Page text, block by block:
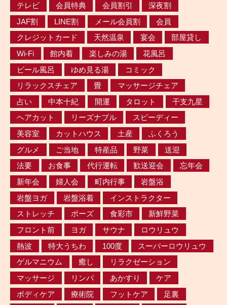
テレビ
会員特典 会員割引
深夜割
JAF割
LINE割 メール会員割
会員
クレジットカード
天然温泉 宴会
部屋貸し
Wi-Fi
館内着 楽しみの湯
花風呂
ビール風呂
ゆめ見る湯
コミック
リラックスチェア
畳
マッサージチェア
占い
中本十紀 開運 タロット
干支九星
ヘアカット
リーズナブル
スピーディー
美容室
カットハウス 土産
ふくろう
グルメ
ご当地 特産品 野菜
送迎
法要
お食事 代行運転 歓送迎会
忘年会
新年会
婦人会 町内行事
岩盤浴
岩盤ヨガ
岩盤浴着
インストラクター
ストレッチ
ポーズ 食彩市
新鮮野菜
フロント前
ヨガ サウナ
ロウリュウ
熱波
特大うちわ 100度
スーパーロウリュウ
ゲルマニウム
癒し
リラクゼーション
マッサージ
リンパ あかすり
ケア
ボディケア
療術院 フットケア
足裏